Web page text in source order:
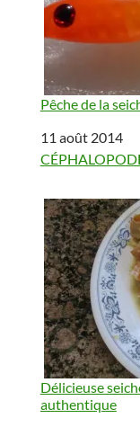
Pêche de la
Date
11 août 2014
Par rapport à
Délicieuse
authentique